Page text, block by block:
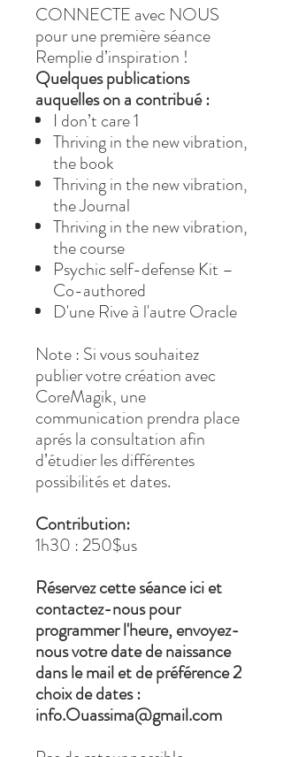
CONNECTE avec NOUS
pour une première séance
Remplie d’inspiration !
Quelques publications
auquelles on a contribué :
I don’t care 1
Thriving in the new vibration,
the book
Thriving in the new vibration,
the Journal
Thriving in the new vibration,
the course
Psychic self-defense Kit –
Co-authored
D'une Rive à l'autre Oracle
Note : Si vous souhaitez
publier votre création avec
CoreMagik, une
communication prendra place
aprés la consultation afin
d’étudier les différentes
possibilités et dates.
Contribution:
1h30 : 250$us
Réservez cette séance ici et
contactez-nous pour
programmer l'heure, envoyez-
nous votre date de naissance
dans le mail et de préférence 2
choix de dates :
info.Ouassima@gmail.com